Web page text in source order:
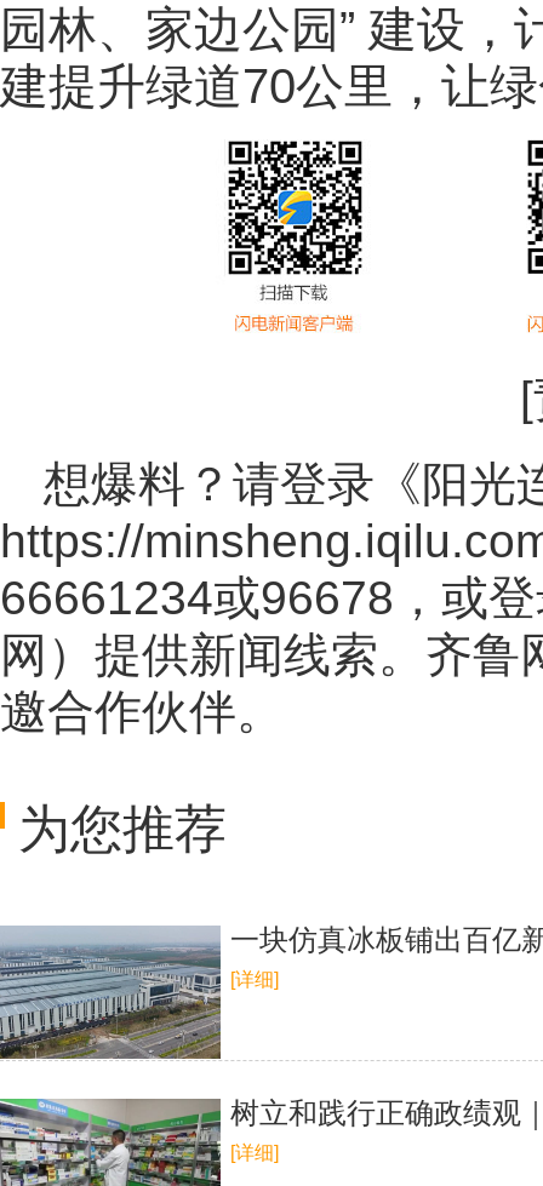
园林、家边公园” 建设
建提升绿道70公里，让
想爆料？请登录《阳光
https://
66661234或96678，或
网 ）提供新闻线索。齐鲁
邀合作伙伴。
为您推荐
一块仿真冰板铺出百亿
[详细]
树立和践行正确政绩观
[详细]